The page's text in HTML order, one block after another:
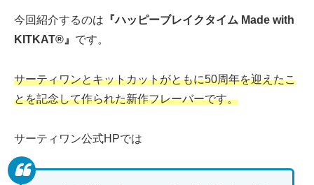
今回紹介するのは 『ハッピーブレイクタイム Made with
KITKAT®』 です。
サーティワンとキットカットがともに50周年を迎えたこ
とを記念して作られた新作フレーバーです。
サーティワン公式HPでは